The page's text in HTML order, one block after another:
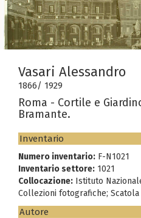
Vasari Alessandro
1866/ 1929
Roma - Cortile e
Bramante.
Inventario
Numero inventario: F-N1021
Inventario settore: 1021
Collocazione: Istituto
Collezioni fotografiche; Scatola
Autore